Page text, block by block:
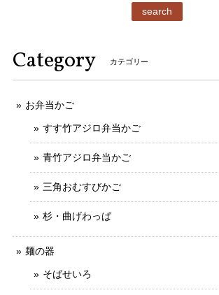
search
Category カテゴリー
お弁当かご
すす竹アジロ弁当かご
青竹アジロ弁当かご
三角おむすびかご
杉・曲げわっぱ
麺の器
そばせいろ